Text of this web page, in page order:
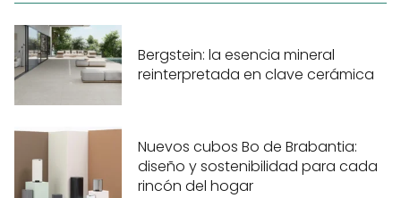
Bergstein: la esencia mineral
reinterpretada en clave cerámica
Nuevos cubos Bo de Brabantia:
diseño y sostenibilidad para cada
rincón del hogar